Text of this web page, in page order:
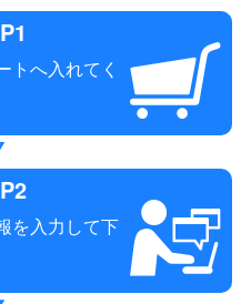
トへ入れてく
を入力して下